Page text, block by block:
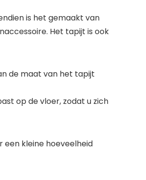
is het gemaakt van
Het tapijt is ook
de maat van het tapijt
op de vloer, zodat u zich
een kleine hoeveelheid